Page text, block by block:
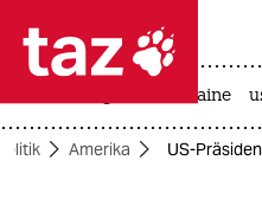
 taz
taz zahl
krieg in der ukraine
Amerika US-